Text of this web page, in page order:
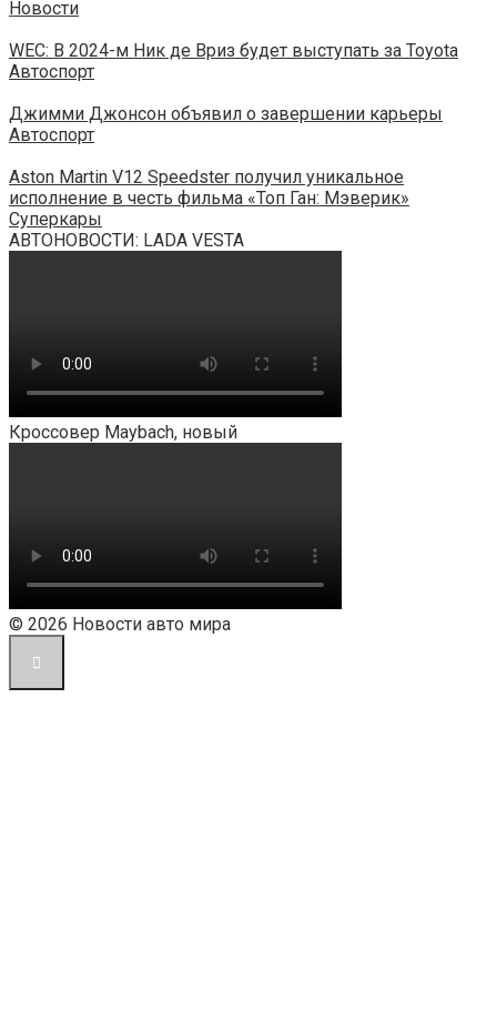
Новости
WEC: В 2024-м Ник де Вриз будет выступать за Toyota
Автоспорт
Джимми Джонсон объявил о завершении карьеры
Автоспорт
Aston Martin V12 Speedster получил уникальное
исполнение в честь фильма «Топ Ган: Мэверик»
Суперкары
АВТОНОВОСТИ: LADA VESTA
Кроссовер Maybach, новый
© 2026 Новости авто мира